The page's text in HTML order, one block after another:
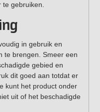
te gebruiken.
in gebruik en
te brengen. Smeer een
gebied en
dit goed aan totdat er
kunt het product onder
uit of het beschadigde